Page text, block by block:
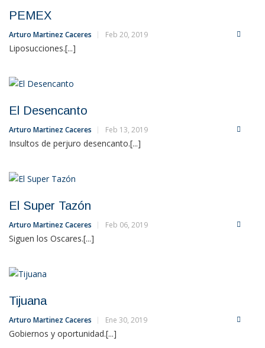
PEMEX
Arturo Martinez Caceres Feb 20, 2019
Liposucciones.[...]
El Desencanto
Arturo Martinez Caceres Feb 13, 2019
Insultos de perjuro desencanto.[...]
El Super Tazón
Arturo Martinez Caceres Feb 06, 2019
Siguen los Oscares.[...]
Tijuana
Arturo Martinez Caceres Ene 30, 2019
Gobiernos y oportunidad.[...]